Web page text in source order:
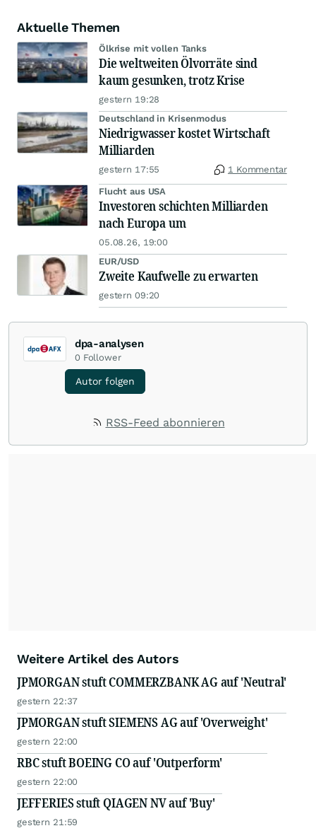
Aktuelle Themen
Ölkrise mit vollen Tanks
Die weltweiten Ölvorräte sind
kaum gesunken, trotz Krise
gestern 19:28
Deutschland in Krisenmodus
Niedrigwasser kostet Wirtschaft
Milliarden
gestern 17:55 1 Kommentar
Flucht aus USA
Investoren schichten Milliarden
nach Europa um
05.08.26, 19:00
EUR/USD
Zweite Kaufwelle zu erwarten
gestern 09:20
dpa-analysen
0 Follower
Autor folgen
RSS-Feed abonnieren
Weitere Artikel des Autors
JPMORGAN stuft COMMERZBANK AG auf 'Neutral'
gestern 22:37
JPMORGAN stuft SIEMENS AG auf 'Overweight'
gestern 22:00
RBC stuft BOEING CO auf 'Outperform'
gestern 22:00
JEFFERIES stuft QIAGEN NV auf 'Buy'
gestern 21:59